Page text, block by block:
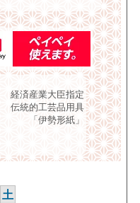
経済産業大臣指定
伝統的工芸品用具
「伊勢形紙」
土